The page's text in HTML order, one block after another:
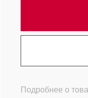
Подробнее о